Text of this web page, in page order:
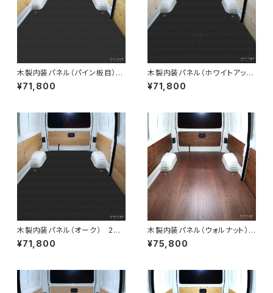
木製内装パネル（パイン板目）
200系ハイエースバンDXロン
グ標準ボディ4ドア用
¥71,800
木製内装パネル（ホワイトアッシ
ュ） 200系ハイエースバンDX
ロング標準ボディ4ドア用
¥71,800
木製内装パネル（オーク） 200
系ハイエースバンDXロング標
準ボディ4ドア用
¥71,800
木製内装パネル（ウォルナット）
200系ハイエースバンDXロ
ング標準ボディ4ドア用
¥75,800